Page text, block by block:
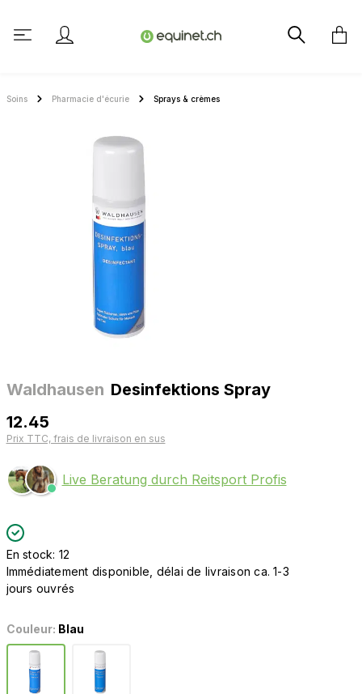
Soins Pharmacie d'écurie Sprays & crèmes
Waldhausen Desinfektions Spray
12.45
Prix TTC, frais de livraison en sus
Live Beratung durch Reitsport Profis
En stock: 12
Immédiatement disponible, délai de livraison ca. 1-3
jours ouvrés
Couleur: Blau